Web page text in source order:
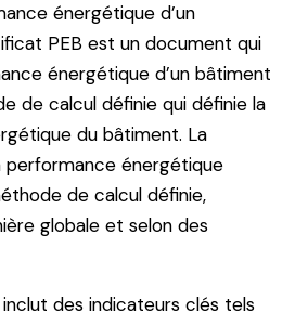
énergétique d’un
PEB est un document qui
énergétique d’un bâtiment
de calcul définie qui définie la
du bâtiment. La
énergétique
de calcul définie,
globale et selon des
des indicateurs clés tels